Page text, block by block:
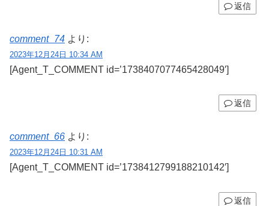
返信
comment_74 より:
2023年12月24日 10:34 AM
[Agent_T_COMMENT id=’1738407077465428049′]
返信
comment_66 より:
2023年12月24日 10:31 AM
[Agent_T_COMMENT id=’1738412799188210142′]
返信